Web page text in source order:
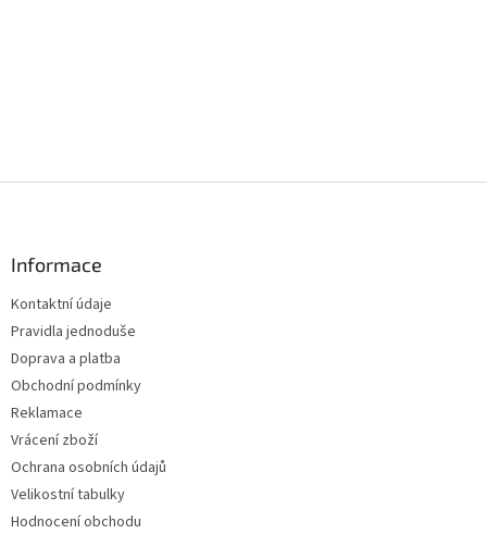
Informace
Kontaktní údaje
Pravidla jednoduše
Doprava a platba
Obchodní podmínky
Reklamace
Vrácení zboží
Ochrana osobních údajů
Velikostní tabulky
Hodnocení obchodu